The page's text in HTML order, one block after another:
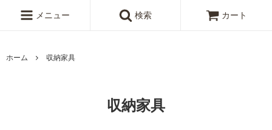
メニュー 検索 カート
ホーム 収納家具
収納家具